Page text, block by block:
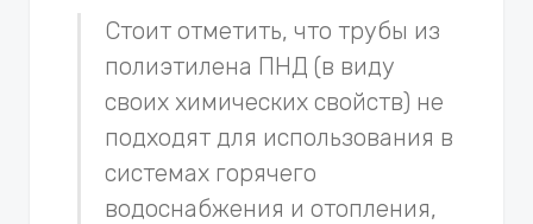
Стоит отметить, что трубы из
полиэтилена ПНД (в виду
своих химических свойств) не
подходят для использования в
системах горячего
водоснабжения и отопления,